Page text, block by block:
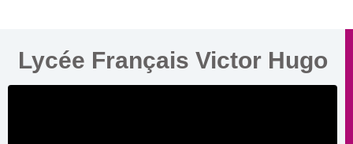
Lycée Français Victor Hugo